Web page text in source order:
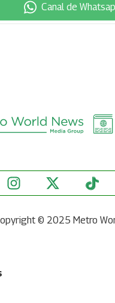
Canal de
© 2025 Metro